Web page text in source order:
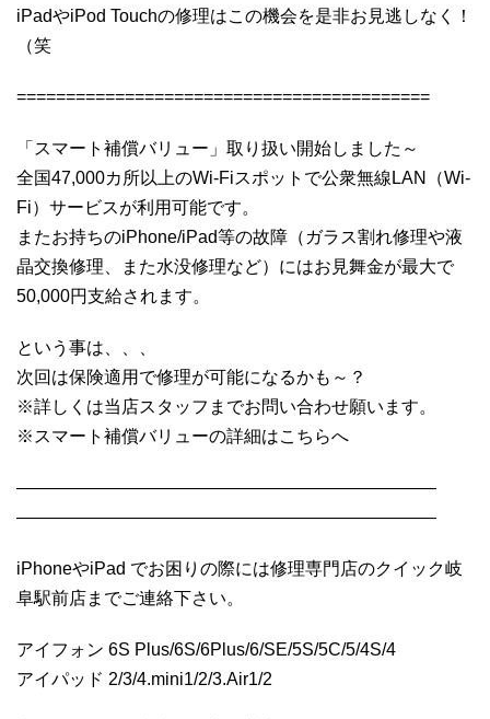
iPadやiPod Touchの修理はこの機会を是非お見逃しなく！
（笑
==========================================
「スマート補償バリュー」取り扱い開始しました～
全国47,000カ所以上のWi-Fiスポットで公衆無線LAN（Wi-
Fi）サービスが利用可能です。
またお持ちのiPhone/iPad等の故障（ガラス割れ修理や液
晶交換修理、また水没修理など）にはお見舞金が最大で
50,000円支給されます。
という事は、、、
次回は保険適用で修理が可能になるかも～？
※詳しくは当店スタッフまでお問い合わせ願います。
※スマート補償バリューの詳細はこちらへ
————————————————————————
————————————————————————
iPhoneやiPad でお困りの際には修理専門店のクイック岐
阜駅前店までご連絡下さい。
アイフォン 6S Plus/6S/6Plus/6/SE/5S/5C/5/4S/4
アイパッド 2/3/4.mini1/2/3.Air1/2